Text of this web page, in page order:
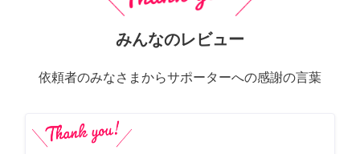
みんなのレビュー
依頼者のみなさまからサポーターへの感謝の言葉